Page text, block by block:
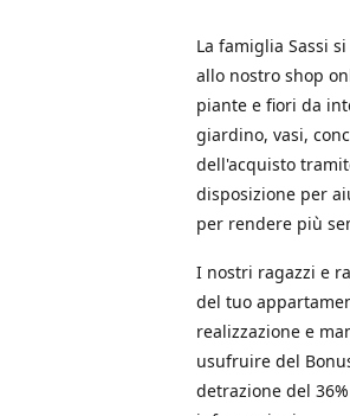
La famiglia Sassi
allo nostro shop
piante e fiori da
giardino, vasi,
dell'acquisto
disposizione per
per rendere più
I nostri ragazzi e
del tuo
realizzazione e
usufruire del
detrazione del